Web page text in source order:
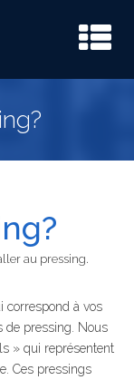
au pressing.
correspond à vos
de pressing. Nous
» qui représentent
Ces pressings